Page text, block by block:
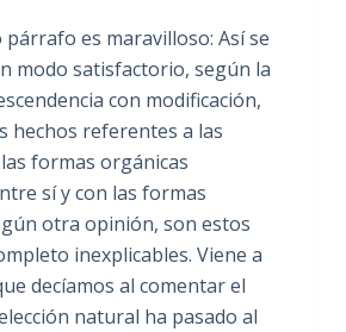
párrafo es maravilloso: Así se
modo satisfactorio, según la
con modificación,
hechos referentes a las
formas orgánicas
sí y con las formas
otra opinión, son estos
inexplicables. Viene a
decíamos al comentar el
natural ha pasado al